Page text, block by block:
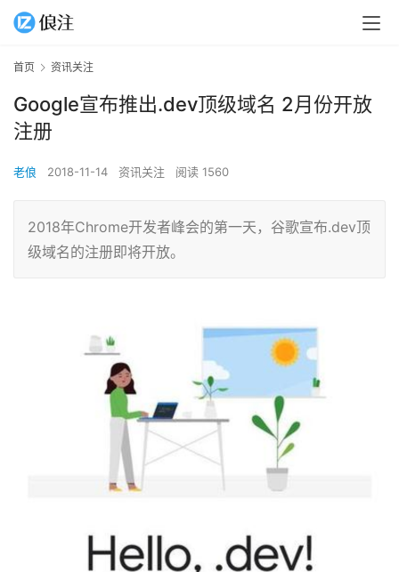
首页 资讯关注
Google宣布推出.dev顶级域名 2月份开放
注册
老俍 2018-11-14 资讯关注 阅读 1560
2018年Chrome开发者峰会的第一天，谷歌宣布.dev顶
级域名的注册即将开放。